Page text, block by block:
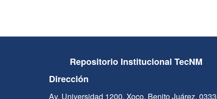
Repositorio Institucional TecNM
Dirección
Av. Universidad 1200, Xoco, Benito Juárez,